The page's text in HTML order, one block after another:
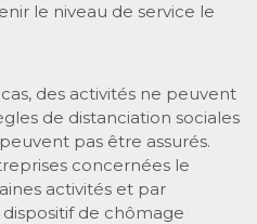
le niveau de service le
des activités ne peuvent
de distanciation sociales
pas être assurés.
concernées le
activités et par
de chômage